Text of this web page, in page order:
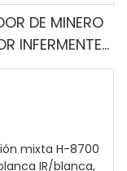
DE MINERO
INFERMENTE-
IR/UV/mg